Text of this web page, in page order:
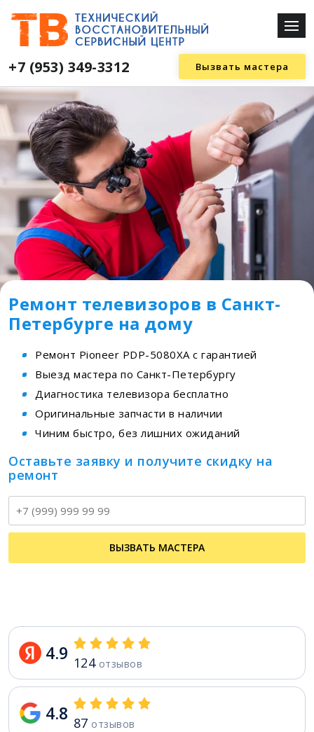
+7 (953) 349-3312 Вызвать мастера
Ремонт телевизоров в Санкт-
Петербурге на дому
Ремонт Pioneer PDP-5080XA с гарантией
Выезд мастера по Санкт-Петербургу
Диагностика телевизора бесплатно
Оригинальные запчасти в наличии
Чиним быстро, без лишних ожиданий
Оставьте заявку и получите скидку на
ремонт
ВЫЗВАТЬ МАСТЕРА
4.9 124отзывов
4.8 87 отзывов